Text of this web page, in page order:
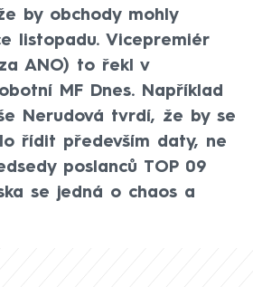
by obchody mohly
listopadu. Vicepremiér
ANO) to řekl v
MF Dnes. Například
Nerudová tvrdí, že by se
řídit především daty, ne
poslanců TOP 09
se jedná o chaos a